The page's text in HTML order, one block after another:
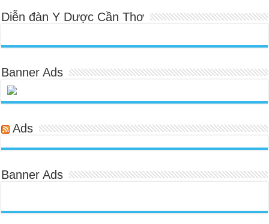
Diễn đàn Y Dược Cần Thơ
Banner Ads
Ads
Banner Ads